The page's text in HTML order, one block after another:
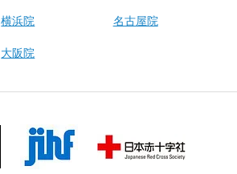
横浜院 名古屋院
大阪院